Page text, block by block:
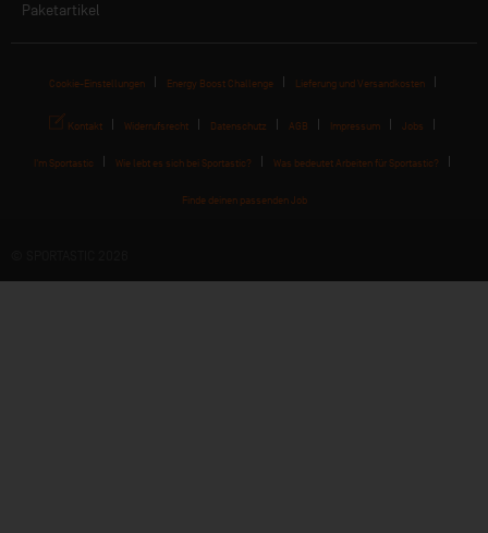
Paketartikel
Cookie-Einstellungen Energy Boost Challenge Lieferung und Versandkosten
Kontakt Widerrufsrecht Datenschutz AGB Impressum Jobs
I'm Sportastic Wie lebt es sich bei Sportastic? Was bedeutet Arbeiten für Sportastic?
Finde deinen passenden Job